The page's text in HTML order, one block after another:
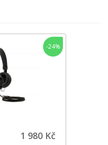
1 980 Kč
-24%